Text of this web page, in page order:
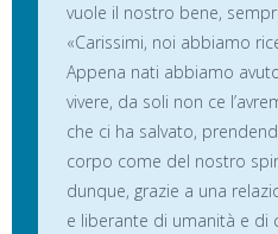
vuole il nostro bene,
«Carissimi, noi abbiamo
Appena nati abbiamo
vivere, da soli non ce
che ci ha salvato,
corpo come del nostro
dunque, grazie a una
e liberante di umanità e di